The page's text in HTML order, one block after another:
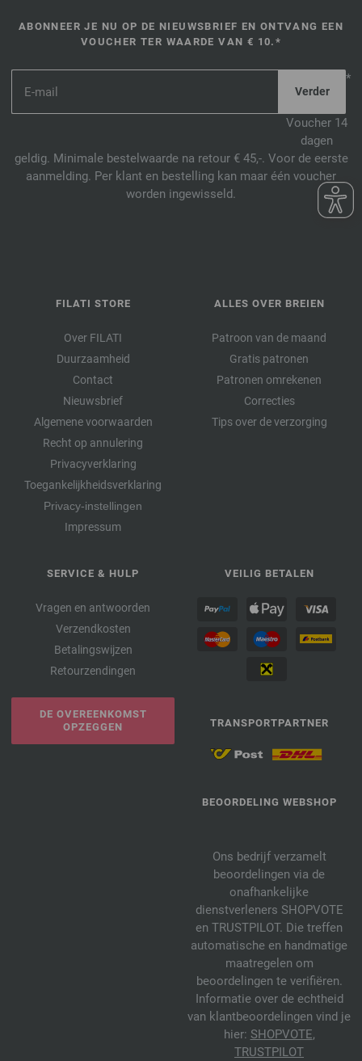
ABONNEER JE NU OP DE NIEUWSBRIEF EN ONTVANG EEN
VOUCHER TER WAARDE VAN € 10.*
*
Voucher 14
dagen
geldig. Minimale bestelwaarde na retour € 45,-. Voor de eerste
aanmelding. Per klant en bestelling kan maar één voucher
worden ingewisseld.
FILATI STORE
Over FILATI
Duurzaamheid
Contact
Nieuwsbrief
Algemene voorwaarden
Recht op annulering
Privacyverklaring
Toegankelijkheidsverklaring
Privacy-instellingen
Impressum
ALLES OVER BREIEN
Patroon van de maand
Gratis patronen
Patronen omrekenen
Correcties
Tips over de verzorging
SERVICE & HULP
Vragen en antwoorden
Verzendkosten
Betalingswijzen
Retourzendingen
DE OVEREENKOMST
OPZEGGEN
VEILIG BETALEN
TRANSPORTPARTNER
BEOORDELING WEBSHOP
Ons bedrijf verzamelt
beoordelingen via de
onafhankelijke
dienstverleners SHOPVOTE
en TRUSTPILOT. Die treffen
automatische en handmatige
maatregelen om
beoordelingen te verifiëren.
Informatie over de echtheid
van klantbeoordelingen vind je
hier: SHOPVOTE,
TRUSTPILOT